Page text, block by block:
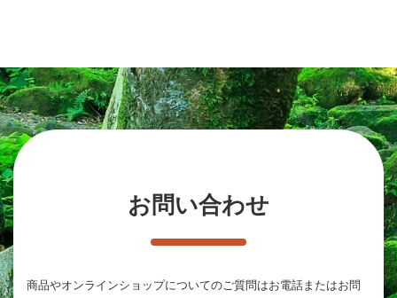
お問い合わせ
商品やオンラインショップについてのご質問はお電話またはお問